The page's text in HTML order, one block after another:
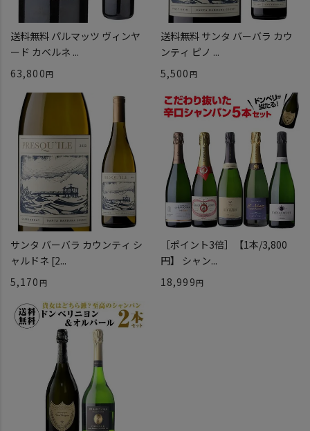
送料無料 パルマッツ ヴィンヤ
ード カベルネ ...
63,800
送料無料 サンタ バーバラ カウ
ンティ ピノ ...
5,500
サンタ バーバラ カウンティ シ
ャルドネ [2...
5,170
［ポイント3倍］【1本/3,800
円】 シャン...
18,999